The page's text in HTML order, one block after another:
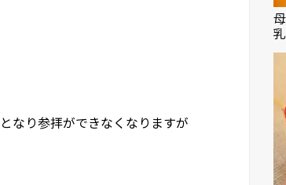
となり参拝ができなくなりますが